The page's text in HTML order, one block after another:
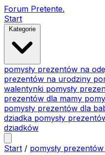
Forum Pretente.
Start
Kategorie
pomysły prezentów na
prezentów na urodziny
walentynki pomysły
prezentów dla mamy
pomysły prezentów dla
dziadka pomysły
dziadków
Start / pomysły